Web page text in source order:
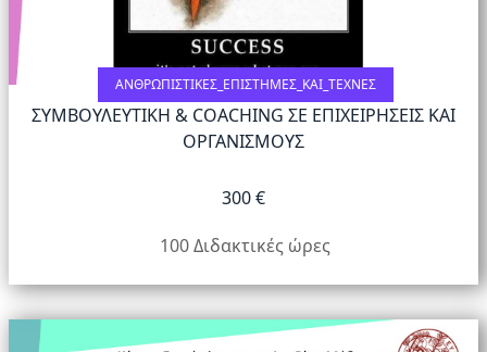
ΑΝΘΡΩΠΙΣΤΙΚΈΣ_ΕΠΙΣΤΉΜΕΣ_ΚΑΙ_ΤΈΧΝΕΣ
ΣΥΜΒΟΥΛΕΥΤΙΚΗ & COACHING ΣΕ ΕΠΙΧΕΙΡΗΣΕΙΣ ΚΑΙ
ΟΡΓΑΝΙΣΜΟΥΣ
300 €
100 Διδακτικές ώρες